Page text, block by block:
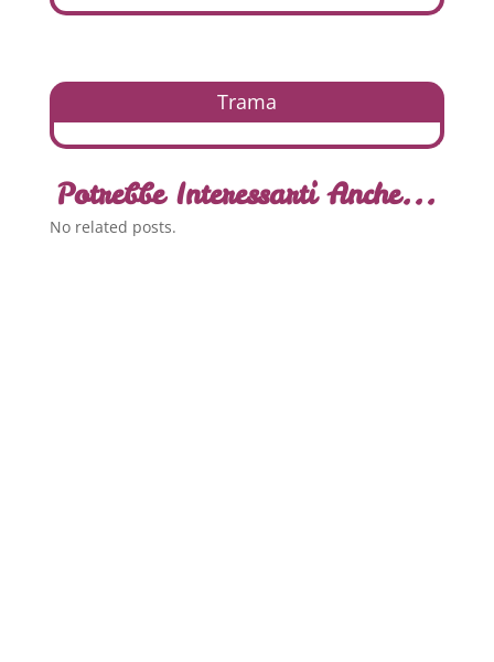
Trama
Potrebbe Interessarti Anche...
No related posts.